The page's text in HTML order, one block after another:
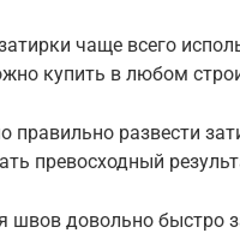
чаще всего
купить в любом
правильно развести
превосходный
швов довольно быстро